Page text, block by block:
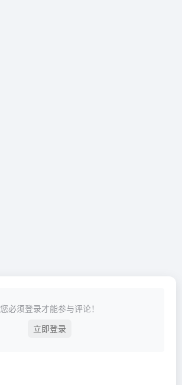
您必须登录才能参与评论！
立即登录